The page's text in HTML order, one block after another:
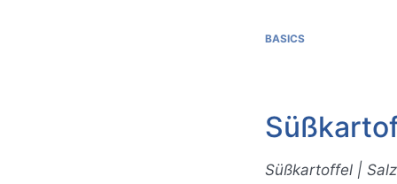
BASICS
Süßkartoffel |